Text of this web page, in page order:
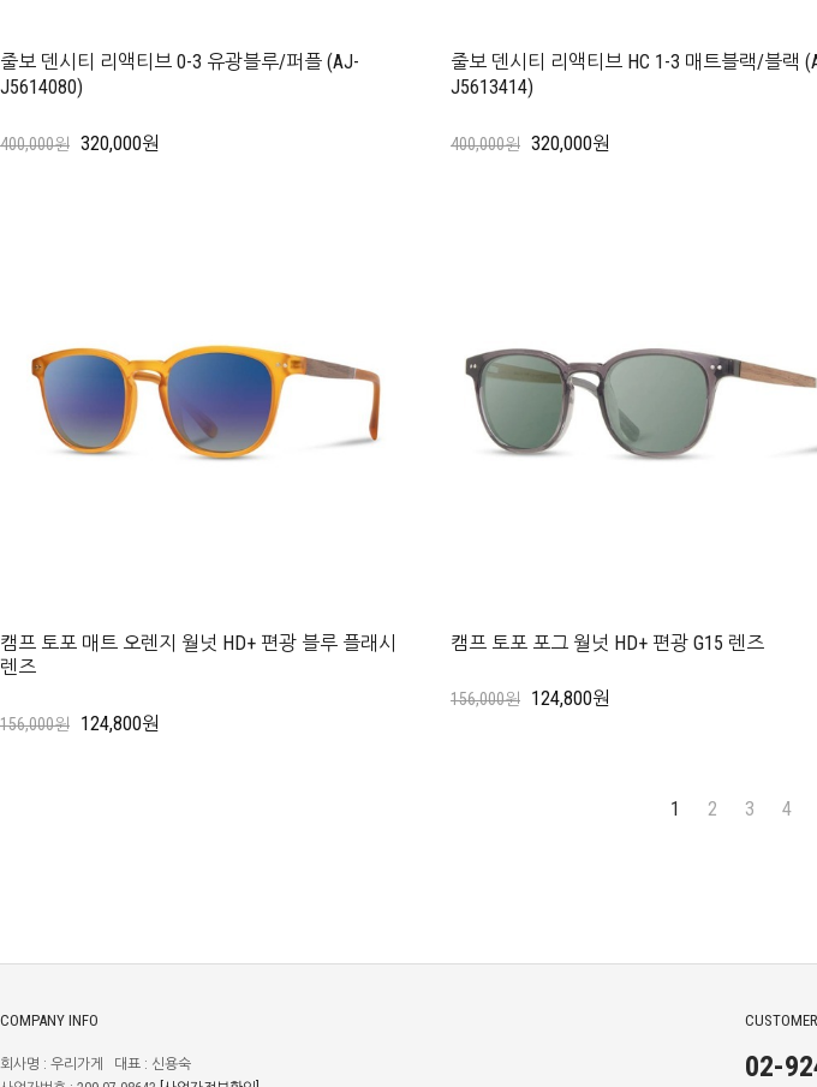
줄보 덴시티 리액티브 0-3 유광블루/퍼플 (AJ-
J5614080)
400,000원 320,000원
줄보 덴시티 리액티브 HC 1-3 매트블랙/블랙
J5613414)
400,000원 320,000원
캠프 토포 매트 오렌지 월넛 HD+ 편광 블루 플래시
렌즈
156,000원 124,800원
캠프 토포 포그 월넛 HD+ 편광 G15 렌즈
156,000원 124,800원
1 2 3 4
COMPANY INFO
회사명 : 우리가게 대표 : 신용숙
02-